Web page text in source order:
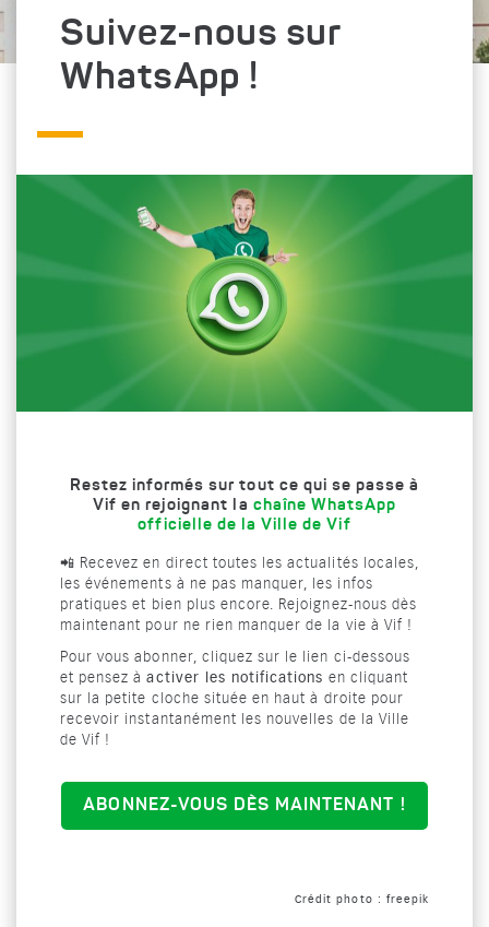
Suivez-nous sur
WhatsApp !
Restez informés sur tout ce qui se passe à
Vif en rejoignant la chaîne WhatsApp
officielle de la Ville de Vif
📲 Recevez en direct toutes les actualités locales,
les événements à ne pas manquer, les infos
pratiques et bien plus encore. Rejoignez-nous dès
maintenant pour ne rien manquer de la vie à Vif !
Pour vous abonner, cliquez sur le lien ci-dessous
et pensez àactiver les notifications en cliquant
sur la petite cloche située en haut à droite pour
recevoir instantanément les nouvelles de la Ville
de Vif !
ABONNEZ-VOUS DÈS MAINTENANT !
Crédit photo : freepik